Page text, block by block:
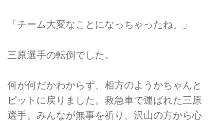
「チーム大変なことになっちゃったね。」
三原選手の転倒でした。
何が何だかわからず、相方のようかちゃんと
ピットに戻りました。救急車で運ばれた三原
選手。みんなが無事を祈り、沢山の方から心